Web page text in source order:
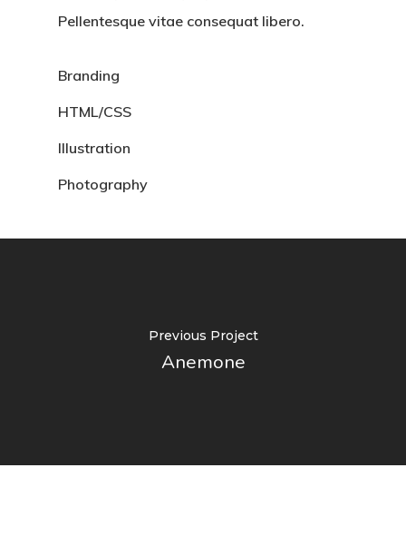
Pellentesque vitae consequat libero.
Branding
HTML/CSS
Illustration
Photography
Previous Project
Anemone